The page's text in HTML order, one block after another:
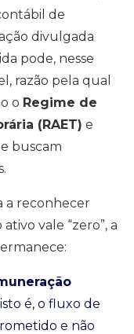
de
divulgada
pode, nesse
razão pela qual
o Regime de
(RAET) e
buscam
a reconhecer
vale “zero”, a
é, o fluxo de
e não